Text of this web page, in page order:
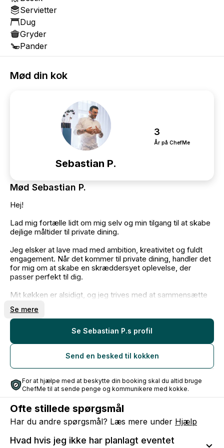
Servietter
Dug
Gryder
Pander
Mød din kok
Sebastian P.
3
År på ChefMe
Mød Sebastian P.
Hej!
Lad mig fortælle lidt om mig selv og min tilgang til at skabe
dejlige måltider til private dining.
Jeg elsker at lave mad med ambition, kreativitet og fuldt
engagement. Når det kommer til private dining, handler det
for mig om at skabe en skræddersyet oplevelse, der
passer perfekt til dig.
Mit køkken er alsidigt, og jeg trives med at sammensætte
Uanset om det er en intim middag eller en festlig
sammenkomst, sætter jeg en ære i at skabe lækre måltider
og atmosfærer, der passer til lejligheden.
Hvis du har ideer, spørgsmål eller ønsker at diskutere,
hvordan vi kan skabe en uforglemmelig oplevelse, er jeg
altid åben for dialog.
Se mere
Se Sebastian P.s profil
Send en besked til kokken
For at hjælpe med at beskytte din booking skal du altid bruge
ChefMe til at sende penge og kommunikere med kokke.
Ofte stillede spørgsmål
Har du andre spørgsmål? Læs mere under Hjælp
Hvad hvis jeg ikke har planlagt eventet